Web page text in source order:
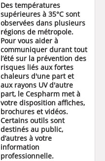
Des températures
supérieures à 35°C sont
observées dans plusieurs
régions de métropole.
Pour vous aider à
communiquer durant tout
l’été sur la prévention des
risques liés aux fortes
chaleurs d'une part et
aux rayons UV d'autre
part, le Cespharm met à
votre disposition affiches,
brochures et vidéos.
Certains outils sont
destinés au public,
d’autres à votre
information
professionnelle.